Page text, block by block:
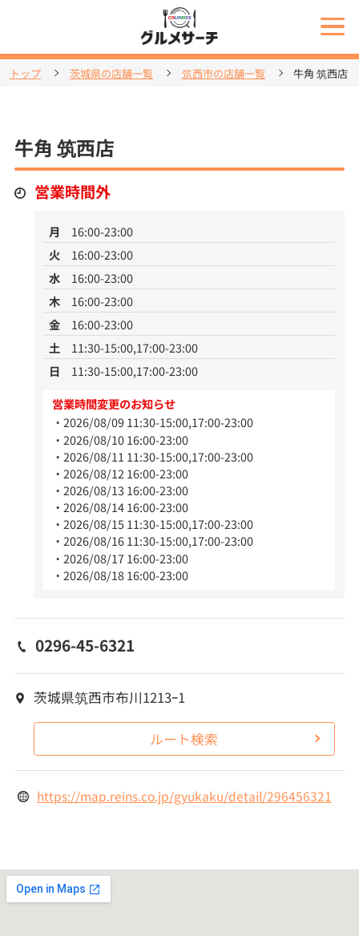
トップ 茨城県の店舗一覧 筑西市の店舗一覧 牛角 筑西店
牛角 筑西店
営業時間外
月
16:00-23:00
火
16:00-23:00
水
16:00-23:00
木
16:00-23:00
金
16:00-23:00
土
11:30-15:00,17:00-23:00
日
11:30-15:00,17:00-23:00
営業時間変更のお知らせ
2026/08/09 11:30-15:00,17:00-23:00
2026/08/10 16:00-23:00
2026/08/11 11:30-15:00,17:00-23:00
2026/08/12 16:00-23:00
2026/08/13 16:00-23:00
2026/08/14 16:00-23:00
2026/08/15 11:30-15:00,17:00-23:00
2026/08/16 11:30-15:00,17:00-23:00
2026/08/17 16:00-23:00
2026/08/18 16:00-23:00
0296-45-6321
茨城県筑西市布川1213ｰ1
ルート検索
https://map.reins.co.jp/gyukaku/detail/296456321